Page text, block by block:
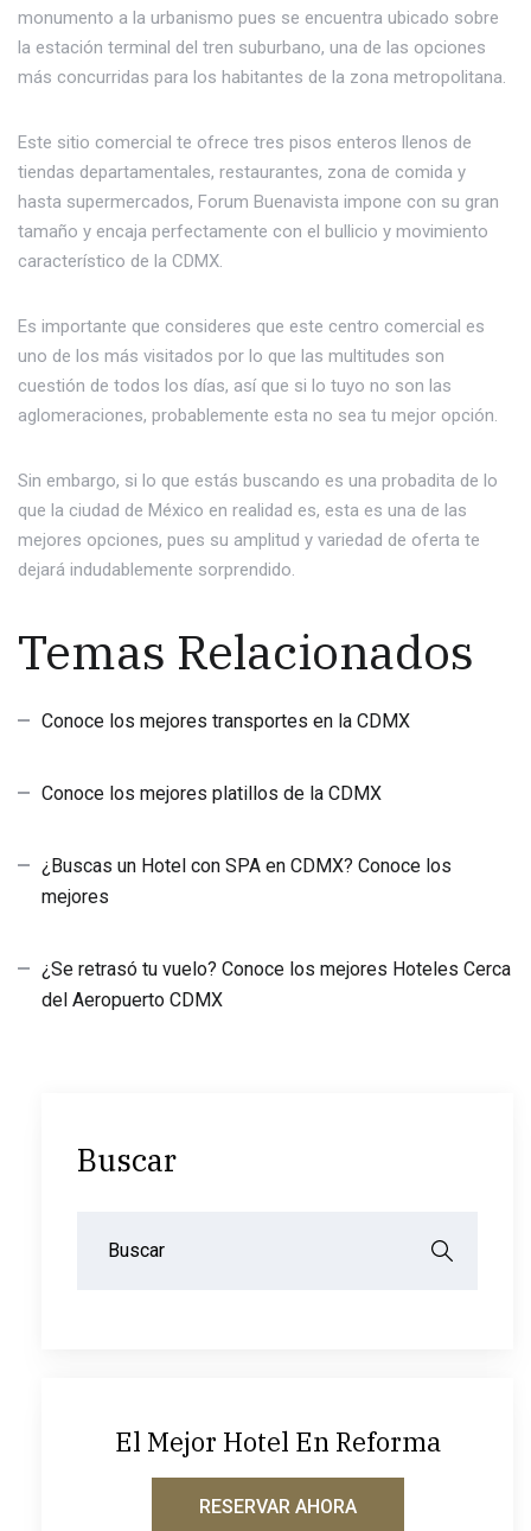
monumento a la urbanismo pues se encuentra ubicado sobre
la estación terminal del tren suburbano, una de las opciones
más concurridas para los habitantes de la zona metropolitana.
Este sitio comercial te ofrece tres pisos enteros llenos de
tiendas departamentales, restaurantes, zona de comida y
hasta supermercados, Forum Buenavista impone con su gran
tamaño y encaja perfectamente con el bullicio y movimiento
característico de la CDMX.
Es importante que consideres que este centro comercial es
uno de los más visitados por lo que las multitudes son
cuestión de todos los días, así que si lo tuyo no son las
aglomeraciones, probablemente esta no sea tu mejor opción.
Sin embargo, si lo que estás buscando es una probadita de lo
que la ciudad de México en realidad es, esta es una de las
mejores opciones, pues su amplitud y variedad de oferta te
dejará indudablemente sorprendido.
Temas Relacionados
Conoce los mejores transportes en la CDMX
Conoce los mejores platillos de la CDMX
¿Buscas un Hotel con SPA en CDMX? Conoce los
mejores
¿Se retrasó tu vuelo? Conoce los mejores Hoteles Cerca
del Aeropuerto CDMX
Buscar
El Mejor Hotel En Reforma
RESERVAR AHORA